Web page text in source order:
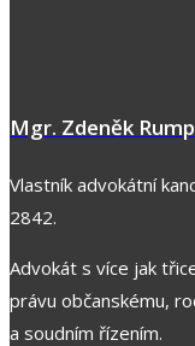
Mgr. Zdeněk
Vlastník advokátní
2842.
Advokát s více jak
právu občanskému,
a soudním řízením.